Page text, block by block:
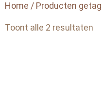
Home / Producten
Toont alle 2 resultaten